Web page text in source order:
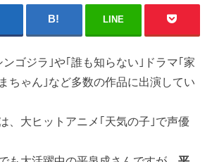
LINE
ゴジラ｣や｢誰も知らない｣ドラマ｢家
ちゃん｣など多数の作品に出演してい
、大ヒットアニメ｢天気の子｣で声優